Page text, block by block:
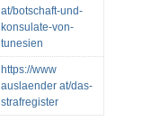
at/botschaft-und-
konsulate-von-
tunesien
https://www
auslaender at/das-
strafregister